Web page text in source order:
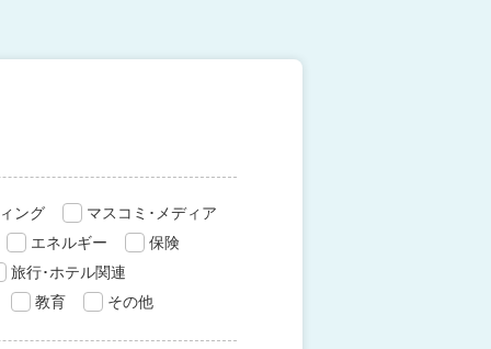
ング
マスコミ･メディア
エネルギー
保険
旅行･ホテル関連
教育
その他